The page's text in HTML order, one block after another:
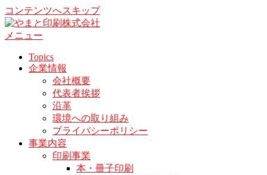
コンテンツへスキップ
メニュー
Topics
企業情報
会社概要
代表者挨拶
沿革
環境への取り組み
プライバシーポリシー
事業内容
印刷事業
本・冊子印刷